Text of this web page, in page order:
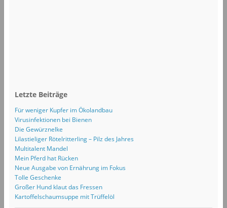
Letzte Beiträge
Für weniger Kupfer im Ökolandbau
Virusinfektionen bei Bienen
Die Gewürznelke
Lilastieliger Rötelritterling – Pilz des Jahres
Multitalent Mandel
Mein Pferd hat Rücken
Neue Ausgabe von Ernährung im Fokus
Tolle Geschenke
Großer Hund klaut das Fressen
Kartoffelschaumsuppe mit Trüffelöl